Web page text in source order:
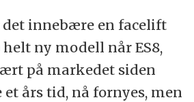
innebære en facelift
ny modell når ES8,
på markedet siden
et års tid, nå fornyes, men